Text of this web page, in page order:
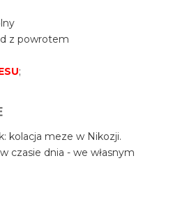
z powrotem
;
kolacja meze w Nikozji.
czasie dnia - we własnym